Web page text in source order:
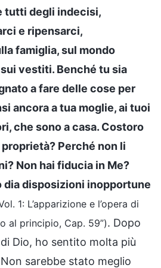
tutti degli indecisi,
e ripensarci,
famiglia, sul mondo
vestiti. Benché tu sia
a fare delle cose per
ancora a tua moglie, ai tuoi
che sono a casa. Costoro
Perché non li
Non hai fiducia in Me?
dia disposizioni inopportune
1: L’apparizione e l’opera di
al principio, Cap. 59”). Dopo
Dio, ho sentito molta più
sarebbe stato meglio